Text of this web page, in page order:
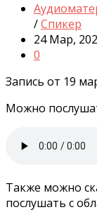
/Спикер
24 Мар,
0
Запись от 19
Можно
Также можно
послушать с